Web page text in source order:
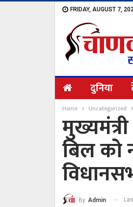
FRIDAY, AUGUST 7,
दुनिया
Home Uncategorized
बिल को
By Admin